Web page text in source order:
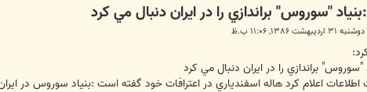
"سوروس" براندازي را در ايران دنبال مي كرد
دوشنبه ۳۱ اردیبهشت ۱۳۸۶, ۱۱:۰۶ ب.ظ
"سوروس" براندازي را در ايران دنبال مي كرد
اطلاعات اعلام كرد هاله اسفندياري در اعترافات خود گفته است :بنياد سوروس در